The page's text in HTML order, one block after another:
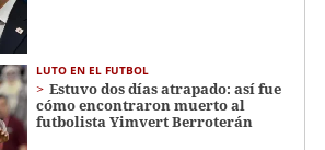
LUTO EN EL FUTBOL
Estuvo dos días atrapado: así fue
cómo encontraron muerto al
futbolista Yimvert Berroterán